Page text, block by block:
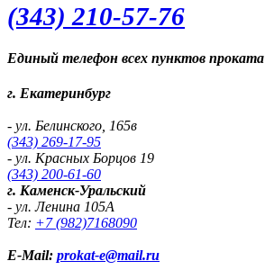
(343) 210-57-76
Единый телефон всех пунктов проката
г. Екатеринбург
- ул. Белинского, 165в
(343) 269-17-95
- ул. Красных Борцов 19
(343) 200-61-60
г. Каменск-Уральский
- ул. Ленина 105А
Тел: +7 (982)7168090
E-Mail: prokat-e@mail.ru